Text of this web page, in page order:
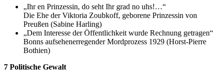
„Ihr en Prinzessin, do seht Ihr grad no uhs!…“
Die Ehe der Viktoria Zoubkoff, geborene Prinzessin von
Preußen (Sabine Harling)
„Dem Interesse der Öffentlichkeit wurde Rechnung getragen“
Bonns aufsehenerregender Mordprozess 1929 (Horst-Pierre
Bothien)
7 Politische Gewalt